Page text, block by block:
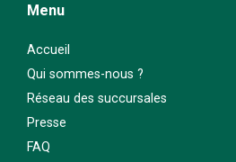
Menu
Accueil
Qui sommes-nous ?
Réseau des succursales
Presse
FAQ